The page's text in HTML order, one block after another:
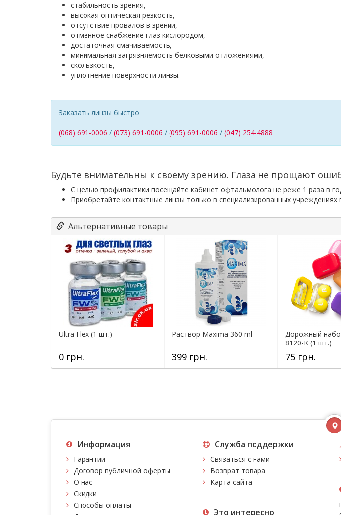
стабильность зрения,
высокая оптическая резкость,
отсутствие провалов в зрении,
отменное снабжение глаз кислородом,
достаточная смачиваемость,
минимальная загрязняемость белковыми отложениями,
скользкость,
уплотнение поверхности линзы.
Заказать линзы быстро
(068) 691-0006 / (073) 691-0006 / (095) 691-0006 / (047) 254-4888
Будьте внимательны к своему зрению. Глаза не прощают
С целью профилактики посещайте кабинет офтальмолога не реже 1 раза в
Приобретайте контактные линзы только в специализированных учреждениях
Альтернативные товары
Ultra Flex (1 шт.)
0 грн.
Раствор Maxima 360 ml
399 грн.
Дорожный
8120-К (1 шт.)
75 грн.
Информация
Гарантии
Договор публичной оферты
О нас
Скидки
Способы оплаты
Служба поддержки
Связаться с нами
Возврат товара
Карта сайта
Это интересно